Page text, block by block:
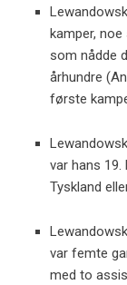
kamper,
som nådde
århundre
første
var hans 19.
Tyskland
var femte
med to